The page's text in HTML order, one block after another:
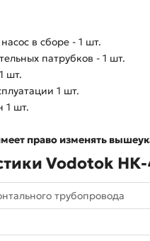
в сборе - 1 шт.
патрубков - 1 шт.
шт.
1 шт.
1 шт.
право изменять
Vodotok
трубопровода